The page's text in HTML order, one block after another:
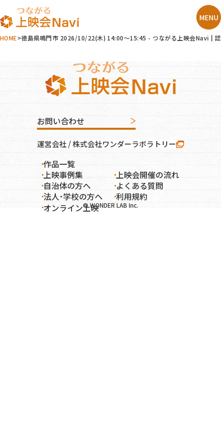
HOME 徳島県鳴門市 2026/10/22(木) 14:00～15:45 - つながる上映会Navi | 認
お問い合わせ
運営会社 / 株式会社ワンダーラボラトリー
作品一覧
上映事例集
自治体の方へ
法人・学校の方へ
上映会開催の流れ
よくある質問
利用規約
© WONDER LAB Inc.